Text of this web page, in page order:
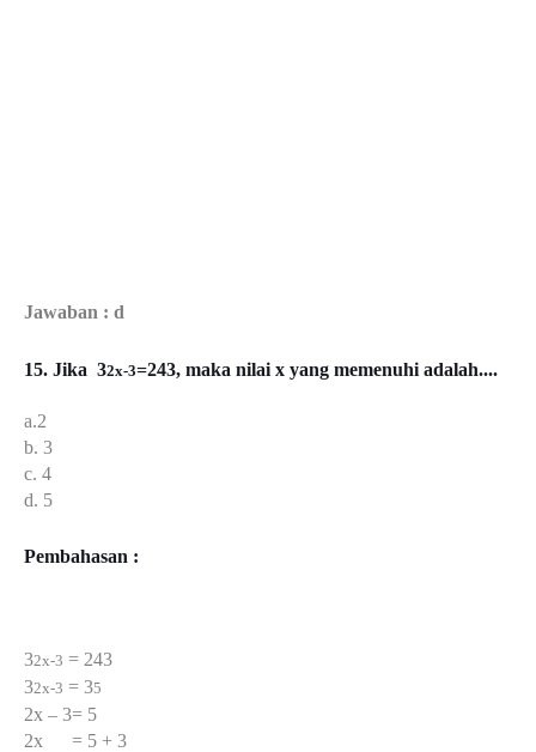
Jawaban : d
15. Jika 32x-3=243, maka nilai x yang memenuhi adalah....
a.2
b. 3
c. 4
d. 5
Pembahasan :
32x-3 = 243
32x-3 = 35
2x – 3= 5
2x = 5 + 3